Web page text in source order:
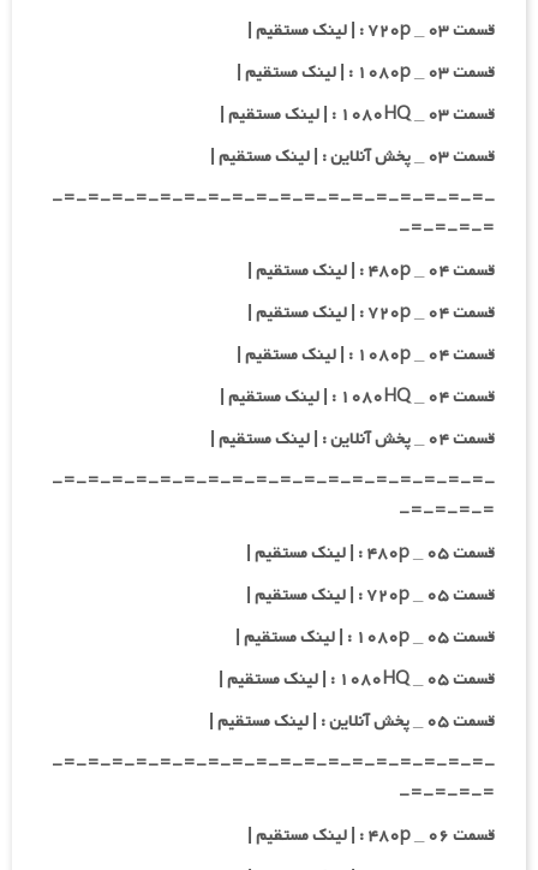
قسمت ۰۳ _ ۷۲۰p : | لینک مستقیم |
قسمت ۰۳ _ ۱۰۸۰p : | لینک مستقیم |
قسمت ۰۳ _ ۱۰۸۰HQ : | لینک مستقیم |
قسمت ۰۳ _ پخش آنلاین : | لینک مستقیم |
-=-=-=-=-=-=-=-=-=-=-=-=-=-=-=-=-=-=-
=-=-=-=-
قسمت ۰۴ _ ۴۸۰p : | لینک مستقیم |
قسمت ۰۴ _ ۷۲۰p : | لینک مستقیم |
قسمت ۰۴ _ ۱۰۸۰p : | لینک مستقیم |
قسمت ۰۴ _ ۱۰۸۰HQ : | لینک مستقیم |
قسمت ۰۴ _ پخش آنلاین : | لینک مستقیم |
-=-=-=-=-=-=-=-=-=-=-=-=-=-=-=-=-=-=-
=-=-=-=-
قسمت ۰۵ _ ۴۸۰p : | لینک مستقیم |
قسمت ۰۵ _ ۷۲۰p : | لینک مستقیم |
قسمت ۰۵ _ ۱۰۸۰p : | لینک مستقیم |
قسمت ۰۵ _ ۱۰۸۰HQ : | لینک مستقیم |
قسمت ۰۵ _ پخش آنلاین : | لینک مستقیم |
-=-=-=-=-=-=-=-=-=-=-=-=-=-=-=-=-=-=-
=-=-=-=-
قسمت ۰۶ _ ۴۸۰p : | لینک مستقیم |